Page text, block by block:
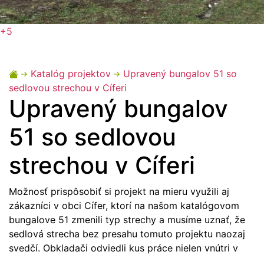
+5
Katalóg projektov
Upravený bungalov 51 so
sedlovou strechou v Cíferi
Upravený bungalov
51 so sedlovou
strechou v Cíferi
Možnosť prispôsobiť si projekt na mieru využili aj
zákazníci v obci Cífer, ktorí na našom katalógovom
bungalove 51 zmenili typ strechy a musíme uznať, že
sedlová strecha bez presahu tomuto projektu naozaj
svedčí. Obkladači odviedli kus práce nielen vnútri v